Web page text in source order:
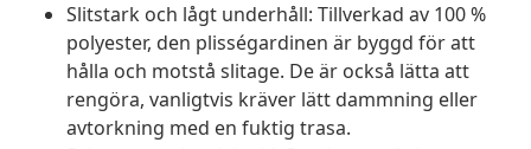
Slitstark och lågt underhåll: Tillverkad av 100 %
polyester, den plisségardinen är byggd för att
hålla och motstå slitage. De är också lätta att
rengöra, vanligtvis kräver lätt dammning eller
avtorkning med en fuktig trasa.